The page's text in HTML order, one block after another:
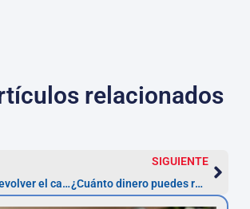
relacionados
Pasos para devolver el capital tras anular un préstamo usurario
SIGUIENTE
¿Cuánto dinero puedes recuperar al anular un préstamo con interés usurario?